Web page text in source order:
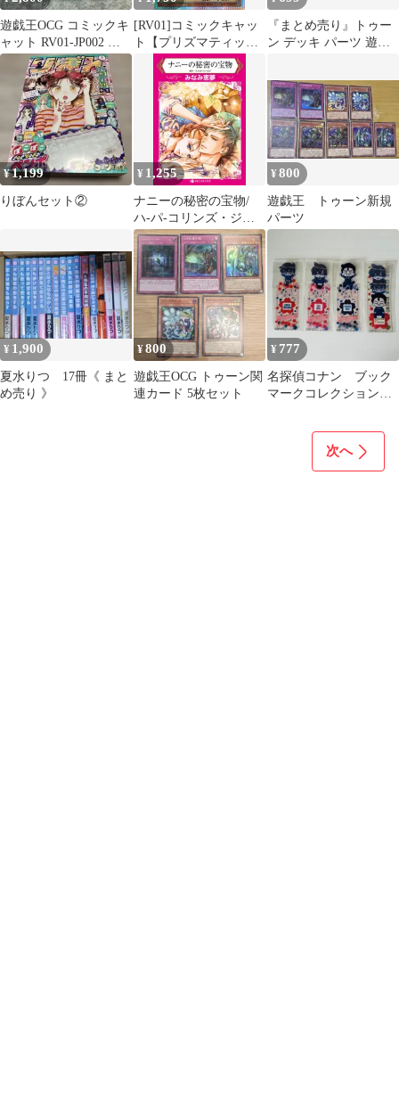
遊戯王OCG コミックキ
ャット RV01-JP002 プ
リズマ
[RV01]コミックキャッ
ト【プリズマティック
シークレットレア】
RV01-JP002
IT479N9VU5G0
『まとめ売り』トゥー
ン デッキ パーツ 遊戯
¥1,199
りぼんセット②
¥ 1,255
ナニーの秘密の宝物/
ハ-パ-コリンズ・ジャ
パン/みなみ恵夢（コミ
ック）
¥800
遊戯王 トゥーン新規
パーツ
¥ 1,900
夏水りつ 17冊《 まと
め売り 》
¥800
遊戯王OCG トゥーン関
連カード 5枚セット
¥ 777
名探偵コナン ブック
マークコレクション
次へ